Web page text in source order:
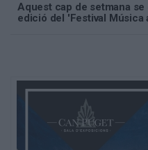
Aquest cap de setmana
edició del 'Festival Música